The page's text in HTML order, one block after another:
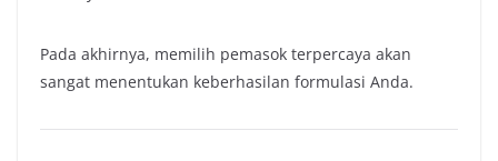
Pada akhirnya, memilih pemasok terpercaya akan
sangat menentukan keberhasilan formulasi Anda.